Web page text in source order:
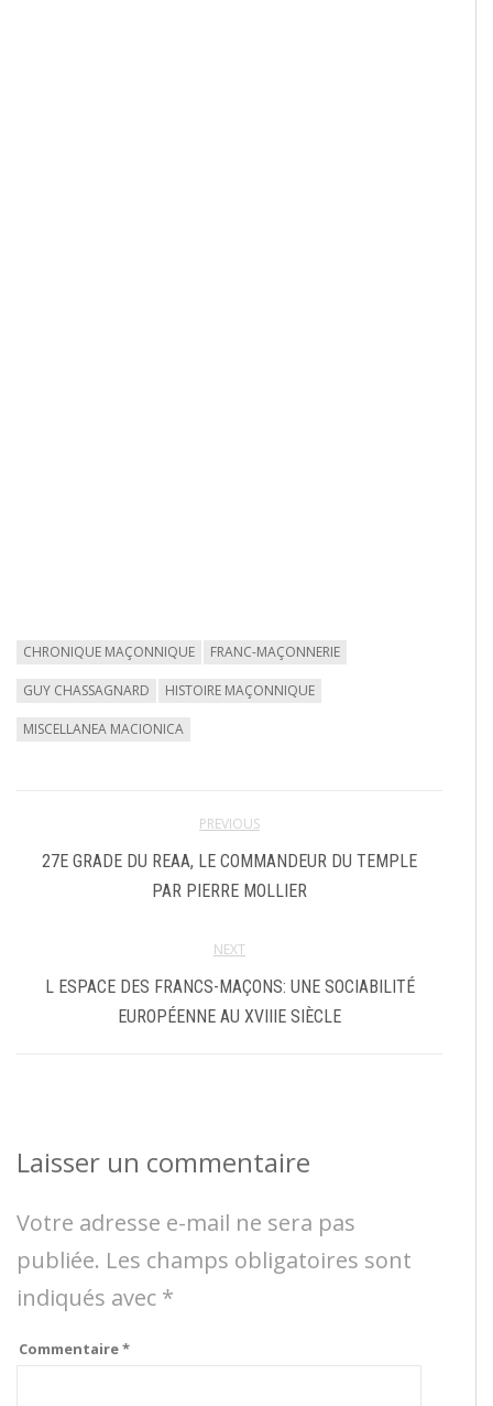
CHRONIQUE MAÇONNIQUE FRANC-MAÇONNERIE
GUY CHASSAGNARD HISTOIRE MAÇONNIQUE
MISCELLANEA MACIONICA
PREVIOUS
27E GRADE DU REAA, LE COMMANDEUR DU TEMPLE
PAR PIERRE MOLLIER
NEXT
L ESPACE DES FRANCS-MAÇONS: UNE SOCIABILITÉ
EUROPÉENNE AU XVIIIE SIÈCLE
Laisser un commentaire
Votre adresse e-mail ne sera pas
publiée. Les champs obligatoires sont
indiqués avec *
Commentaire*